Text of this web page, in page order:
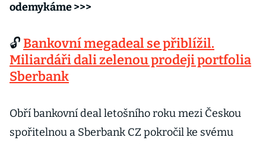
odemykáme >>>
🔓Bankovní megadeal se přiblížil.
Miliardáři dali zelenou prodeji portfolia
Sberbank
Obří bankovní deal letošního roku mezi Českou
spořitelnou a Sberbank CZ pokročil ke svému